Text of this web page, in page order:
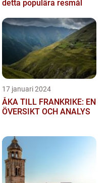
detta populära resmål
17 januari 2024
ÅKA TILL FRANKRIKE: EN
ÖVERSIKT OCH ANALYS